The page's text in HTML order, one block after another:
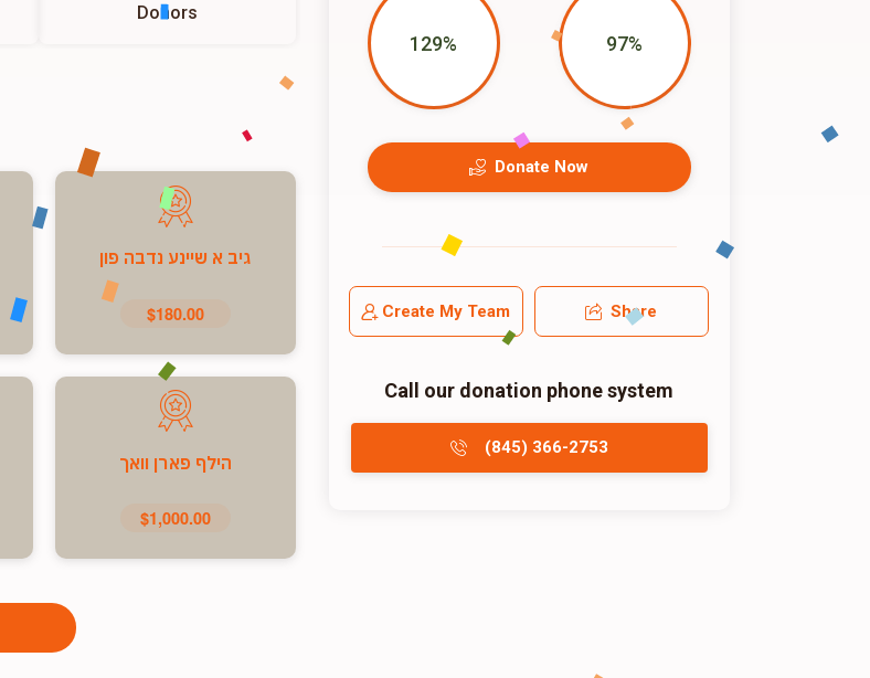
Donors
גיב א שיינע נדבה פון
$180.00
הילף פארן וואך
$1,000.00
97%
129%
Donate Now
Create My Team Share
Call our donation phone system
(845) 366-2753